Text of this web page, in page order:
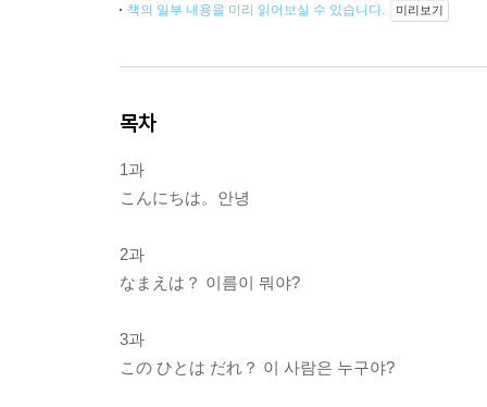
책의 일부 내용을 미리 읽어보실 수 있습니다. 미리보기
목차
1과
こんにちは。안녕
2과
なまえは？ 이름이 뭐야?
3과
この ひとは だれ？ 이 사람은 누구야?